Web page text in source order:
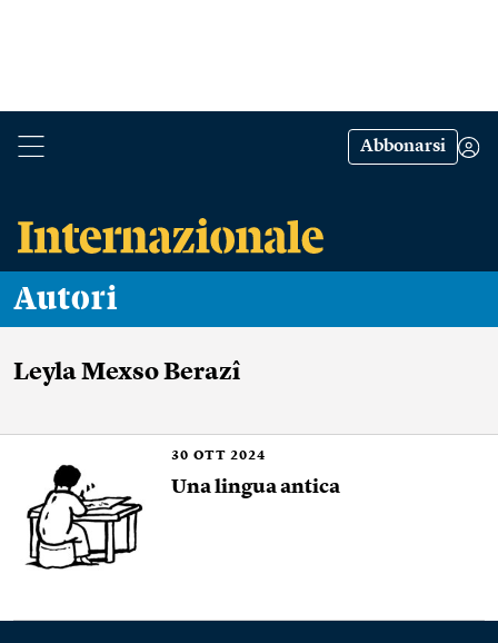
Abbonarsi
Autori
Leyla Mexso Berazî
30 OTT 2024
Una lingua antica